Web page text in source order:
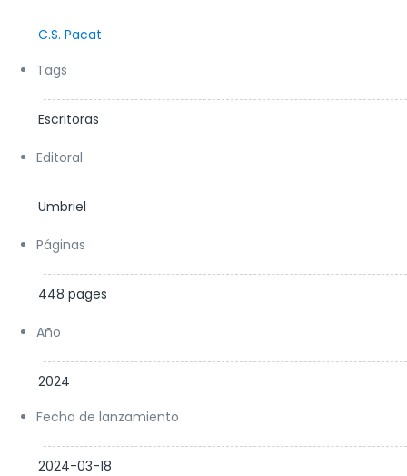
Envíos y recogidas a partir del 18 de marzo.
C.S. Pacat
Tags
Escritoras
Editoral
Umbriel
Páginas
448 pages
Año
2024
Fecha de lanzamiento
2024-03-18